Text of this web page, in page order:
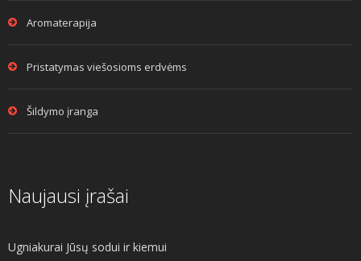
Aromaterapija
Pristatymas viešosioms erdvėms
Šildymo įranga
Naujausi įrašai
Ugniakurai Jūsų sodui ir kiemui